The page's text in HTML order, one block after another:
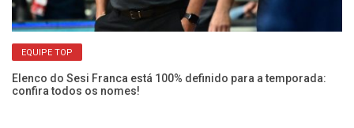
EQUIPE TOP
Elenco do Sesi Franca está 100% definido para a temporada:
confira todos os nomes!